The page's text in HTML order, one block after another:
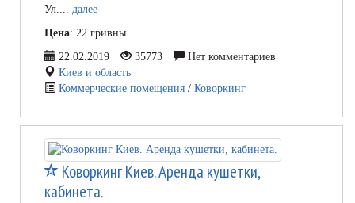
Ул.... далее
Цена: 22 гривны
22.02.2019
35773
Нет комментариев
Киев и область
Коммерческие помещения / Коворкинг
Коворкинг Киев. Аренда кушетки,
кабинета.